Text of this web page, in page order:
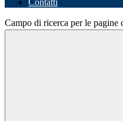
Contatti
Campo di ricerca per le pagine